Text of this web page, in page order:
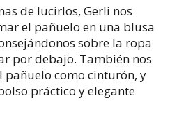
de lucirlos, Gerli nos
el pañuelo en una blusa
sobre la ropa
por debajo. También nos
pañuelo como cinturón, y
práctico y elegante